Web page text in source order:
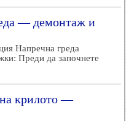
— демонтаж и
Напречна греда
Преди да започнете
крилото —